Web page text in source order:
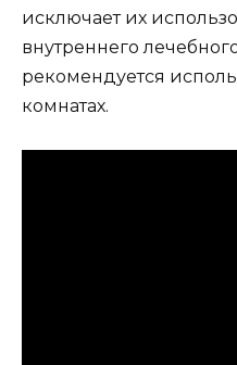
исключает их
внутреннего
рекомендуется
комнатах.